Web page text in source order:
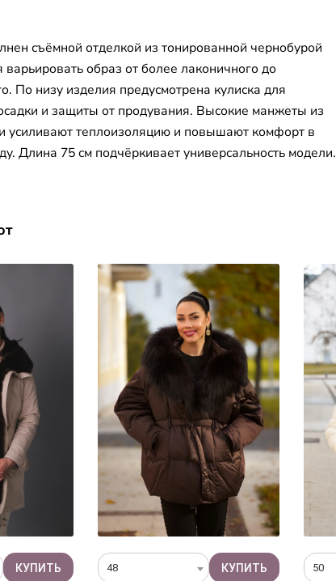
съёмной отделкой из тонированной чернобурой
образ от более лаконичного до
По низу изделия предусмотрена кулиска для
и защиты от продувания. Высокие манжеты из
усиливают теплоизоляцию и повышают комфорт в
Длина 75 см подчёркивает универсальность модели.
48 50